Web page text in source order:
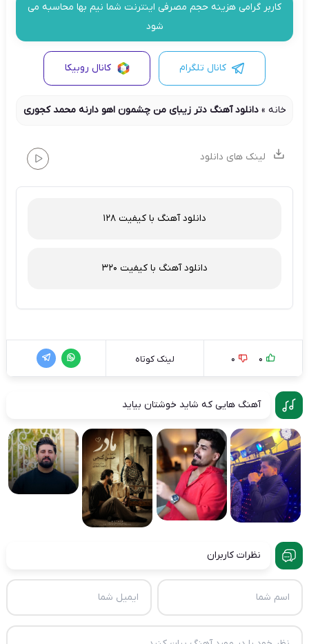
کاربر گرامی هزینه حجم مصرفی اینترنت شما نیم بها محاسبه می
شود
کانال تلگرام کانال روبیکا
خانه »دانلود آهنگ دتر زیبای من چشمون اهو دارنه محمد کجوری
لینک های دانلود
دانلود آهنگ با کیفیت 128
دانلود آهنگ با کیفیت 320
0
0 لینک کوتاه
آهنگ هایی که شاید خوشتان بیاید
نظرات کاربران